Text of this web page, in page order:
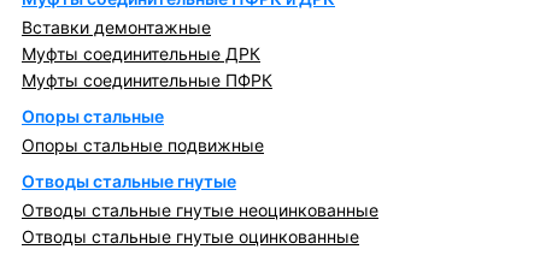
Вставки демонтажные
Муфты соединительные ДРК
Муфты соединительные ПФРК
Опоры стальные
Опоры стальные подвижные
Отводы стальные гнутые
Отводы стальные гнутые неоцинкованные
Отводы стальные гнутые оцинкованные